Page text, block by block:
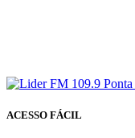
ACESSO FÁCIL